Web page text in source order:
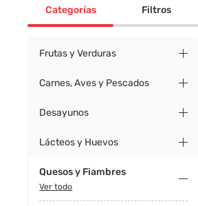
Categorías Filtros
Frutas y Verduras
Carnes, Aves y Pescados
Desayunos
Lácteos y Huevos
Quesos y Fiambres
Ver todo